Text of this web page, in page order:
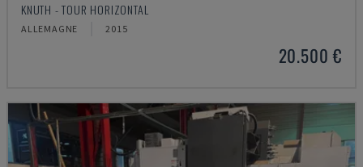
KNUTH - TOUR HORIZONTAL
ALLEMAGNE 2015
20.500 €